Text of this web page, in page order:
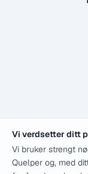
Vi verdsetter ditt
Vi bruker strengt
Quelper og, med